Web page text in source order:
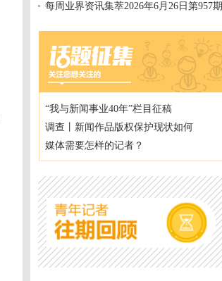
每周业界资讯集萃2026年6月26日第957期
“我与新闻事业40年”栏目征稿
调查丨新闻作品版权保护现状如何
媒体需要怎样的记者？